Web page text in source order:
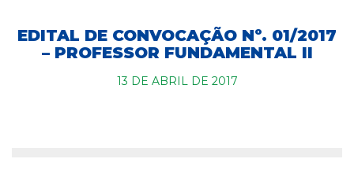
EDITAL DE CONVOCAÇÃO Nº. 01/2017
– PROFESSOR FUNDAMENTAL II
13 DE ABRIL DE 2017